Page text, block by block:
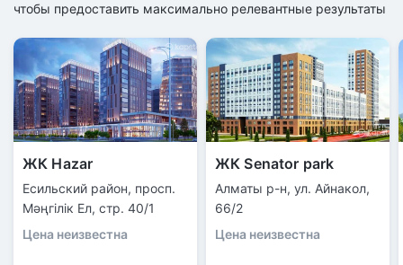
чтобы предоставить максимально релевантные результаты
ЖК Hazar
Есильский район, просп.
Мәңгілік Ел, стр. 40/1
Цена неизвестна
ЖК Senator park
Алматы р-н, ул. Айнакол,
66/2
Цена неизвестна